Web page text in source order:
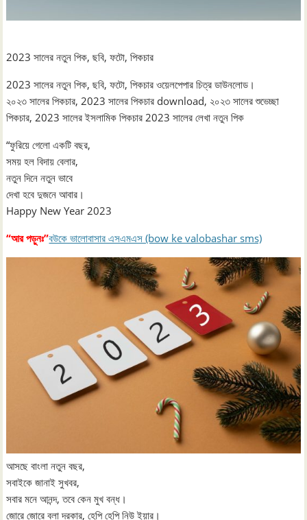
2023 সালের নতুন পিক, ছবি, ফটো, পিকচার
2023 সালের নতুন পিক, ছবি, ফটো, পিকচার ওয়েলপেপার চিত্র ডাউনলোড।
২০২৩ সালের পিকচার, 2023 সালের পিকচার download, ২০২৩ সালের শুভেচ্ছা
পিকচার, 2023 সালের ইসলামিক পিকচার 2023 সালের লেখা নতুন পিক
“ফুরিয়ে গেলাে একটি বছর,
সময় হল বিদায় বেলার,
নতুন দিনে নতুন ভাবে
দেখা হবে দুজনে আবার।
Happy New Year 2023
“আর পড়ুনঃ”বউকে ভালোবাসার এসএমএস (bow ke valobashar sms)
আসছে বাংলা নতুন বছর,
সবাইকে জানাই সুখবর,
সবার মনে আনন্দ, তবে কেন মুখ বন্ধ।
জোরে জোরে বলা দরকার, হেপি হেপি নিউ ইয়ার।